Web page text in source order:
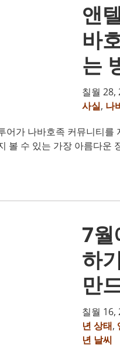
앤
바
는
칠월 28,
사실, 나
어가 나바호족 커뮤니티
볼 수 있는 가장 아름다운
7월
하
만
칠월 16,
년 상태,
년 날씨